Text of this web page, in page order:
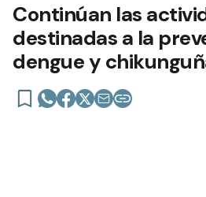
Continúan las
destinadas a la
dengue y